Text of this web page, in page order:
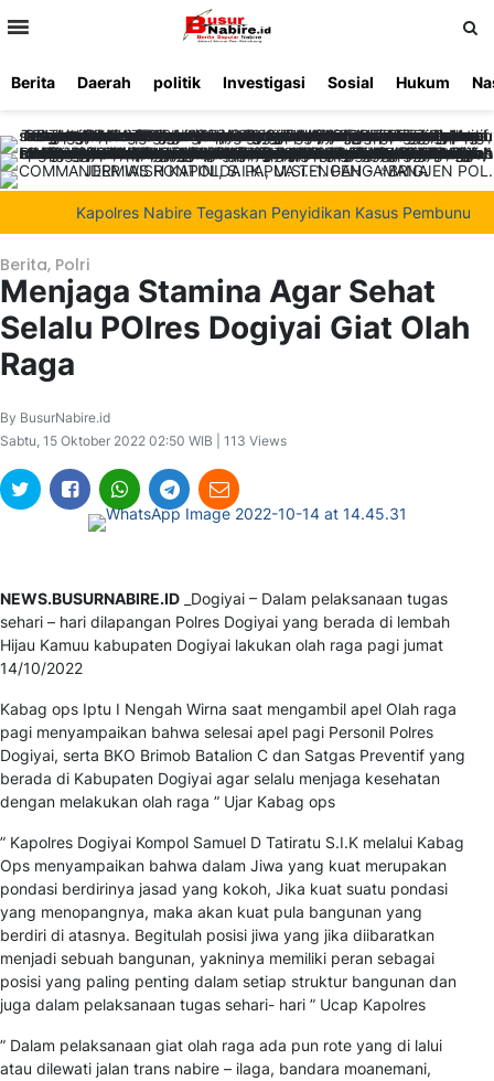
Berita Daerah politik Investigasi Sosial Hukum
Kapolres Nabire Tegaskan Penyidikan Kasus Pembunuhan
Berita, Polri
Menjaga Stamina Agar Sehat
Selalu POlres Dogiyai Giat Olah
Raga
By BusurNabire.id
Sabtu, 15 Oktober 2022 02:50 WIB | 113 Views
NEWS.BUSURNABIRE.ID _Dogiyai – Dalam pelaksanaan tugas
sehari – hari dilapangan Polres Dogiyai yang berada di lembah
Hijau Kamuu kabupaten Dogiyai lakukan olah raga pagi jumat
14/10/2022
Kabag ops Iptu I Nengah Wirna saat mengambil apel Olah raga
pagi menyampaikan bahwa selesai apel pagi Personil Polres
Dogiyai, serta BKO Brimob Batalion C dan Satgas Preventif yang
berada di Kabupaten Dogiyai agar selalu menjaga kesehatan
dengan melakukan olah raga ” Ujar Kabag ops
” Kapolres Dogiyai Kompol Samuel D Tatiratu S.I.K melalui Kabag
Ops menyampaikan bahwa dalam Jiwa yang kuat merupakan
pondasi berdirinya jasad yang kokoh, Jika kuat suatu pondasi
yang menopangnya, maka akan kuat pula bangunan yang
berdiri di atasnya. Begitulah posisi jiwa yang jika diibaratkan
menjadi sebuah bangunan, yakninya memiliki peran sebagai
posisi yang paling penting dalam setiap struktur bangunan dan
juga dalam pelaksanaan tugas sehari- hari ” Ucap Kapolres
” Dalam pelaksanaan giat olah raga ada pun rote yang di lalui
atau dilewati jalan trans nabire – ilaga, bandara moanemani,